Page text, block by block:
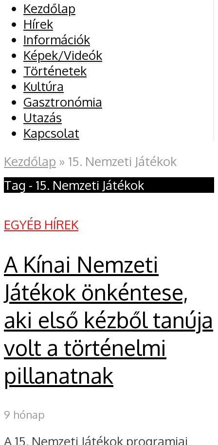
Kezdőlap
Hírek
Információk
Képek/Videók
Történetek
Kultúra
Gasztronómia
Utazás
Kapcsolat
Kezdőlap » 15. Nemzeti Játékok
Tag - 15. Nemzeti Játékok
EGYÉB HÍREK
A Kínai Nemzeti
Játékok önkéntese,
aki első kézből tanúja
volt a történelmi
pillanatnak
9 hónap
A 15. Nemzeti Játékok programjai